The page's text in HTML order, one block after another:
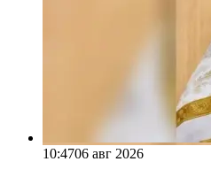
10:4706 авг 2026